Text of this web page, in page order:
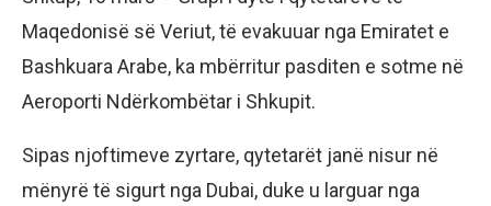
Maqedonisë së Veriut, të evakuuar nga Emiratet e
Bashkuara Arabe, ka mbërritur pasditen e sotme në
Aeroporti Ndërkombëtar i Shkupit.
Sipas njoftimeve zyrtare, qytetarët janë nisur në
mënyrë të sigurt nga Dubai, duke u larguar nga